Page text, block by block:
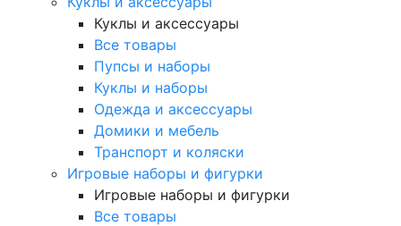
Куклы и аксессуары
Все товары
Пупсы и наборы
Куклы и наборы
Одежда и аксессуары
Домики и мебель
Транспорт и коляски
Игровые наборы и фигурки
Игровые наборы и фигурки
Все товары